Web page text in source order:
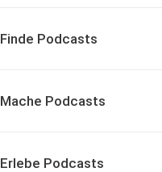
Finde Podcasts
Mache Podcasts
Erlebe Podcasts